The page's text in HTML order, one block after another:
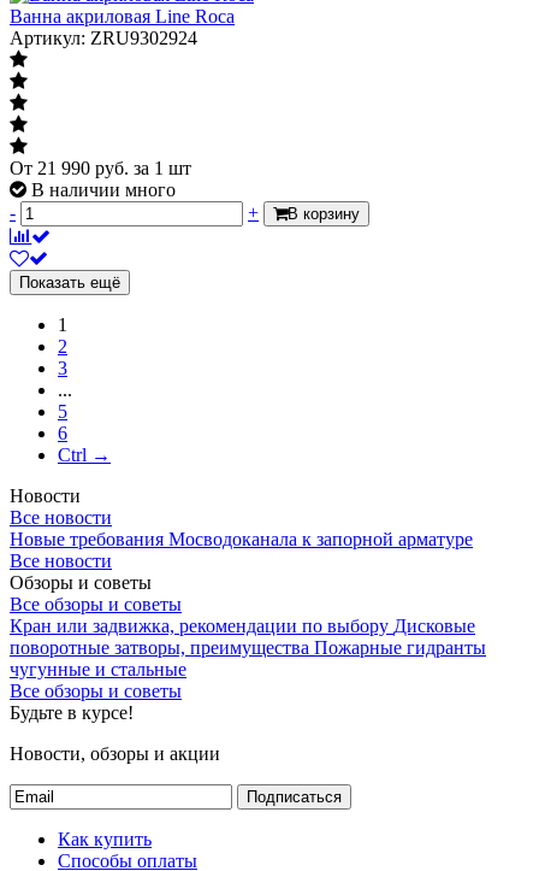
Ванна акриловая Line Roca
Артикул: ZRU9302924
От 21 990 руб. за 1 шт
В наличии много
-
+ В корзину
Показать ещё
1
2
3
...
5
6
Ctrl →
Новости
Все новости
Новые требования Мосводоканала к запорной арматуре
Все новости
Обзоры и советы
Все обзоры и советы
Кран или задвижка, рекомендации по выбору Дисковые
поворотные затворы, преимущества Пожарные гидранты
чугунные и стальные
Все обзоры и советы
Будьте в курсе!
Новости, обзоры и акции
Подписаться
Как купить
Способы оплаты